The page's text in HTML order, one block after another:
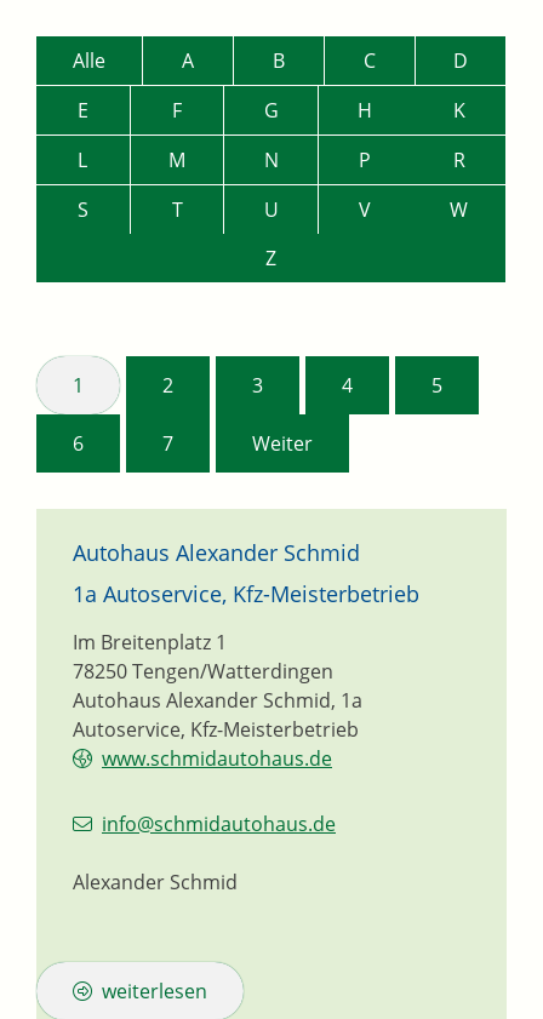
Alle A B C
D
E
F G H
K
L
M N P
R
S
T U V
W
Z
1 2 3 4 5
6 7 Weiter
Autohaus Alexander Schmid
1a Autoservice, Kfz-Meisterbetrieb
Autohaus Alexander Schmid, 1a
Autoservice, Kfz-Meisterbetrieb
Im Breitenplatz 1
78250Tengen/Watterdingen
www.schmidautohaus.de
info@schmidautohaus.de
Alexander Schmid
weiterlesen